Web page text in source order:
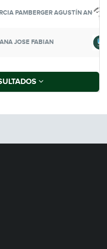
PAMBERGER AGUSTÍN ANGEL
JOSE FABIAN